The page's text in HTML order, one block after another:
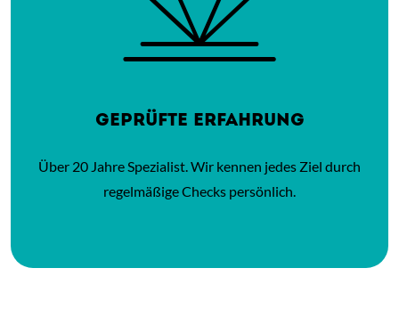
GEPRÜFTE ERFAHRUNG
Über 20 Jahre Spezialist. Wir kennen jedes Ziel durch
regelmäßige Checks persönlich.